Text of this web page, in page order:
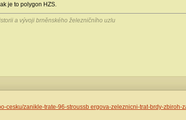
je to polygon HZS.
a vývoji brněnského železničního uzlu
cesku/zanikle-trate-96-stroussb ergova-zeleznicni-trat-brdy-